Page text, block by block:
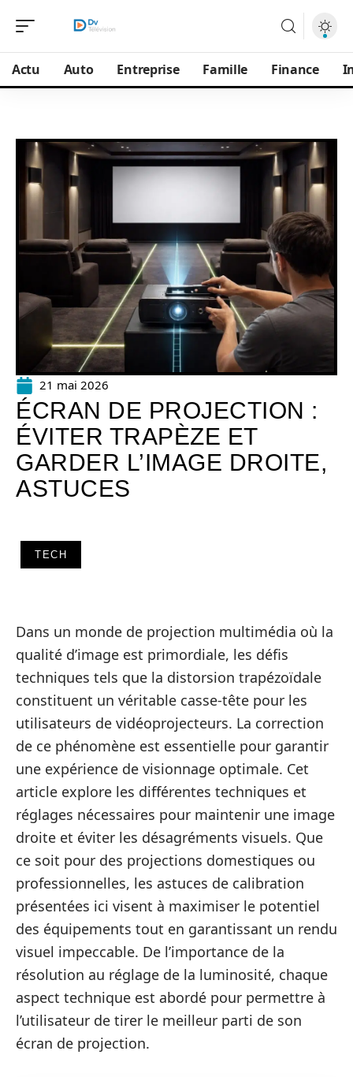
Actu Auto Entreprise Famille Finance
21 mai 2026
ÉCRAN DE PROJECTION :
ÉVITER TRAPÈZE ET
GARDER L’IMAGE DROITE,
ASTUCES
TECH
Dans un monde de projection multimédia où la
qualité d’image est primordiale, les défis
techniques tels que la distorsion trapézoïdale
constituent un véritable casse-tête pour les
utilisateurs de vidéoprojecteurs. La correction
de ce phénomène est essentielle pour garantir
une expérience de visionnage optimale. Cet
article explore les différentes techniques et
réglages nécessaires pour maintenir une image
droite et éviter les désagréments visuels. Que
ce soit pour des projections domestiques ou
professionnelles, les astuces de calibration
présentées ici visent à maximiser le potentiel
des équipements tout en garantissant un rendu
visuel impeccable. De l’importance de la
résolution au réglage de la luminosité, chaque
aspect technique est abordé pour permettre à
l’utilisateur de tirer le meilleur parti de son
écran de projection.